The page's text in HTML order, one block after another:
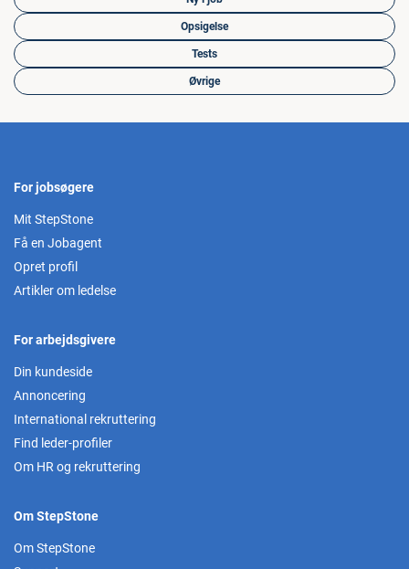
Opsigelse
Tests
Øvrige
For jobsøgere
Mit StepStone
Få en Jobagent
Opret profil
Artikler om ledelse
For arbejdsgivere
Din kundeside
Annoncering
International rekruttering
Find leder-profiler
Om HR og rekruttering
Om StepStone
Om StepStone